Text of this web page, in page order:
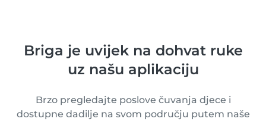
Briga je uvijek na dohvat ruke
uz našu aplikaciju
Brzo pregledajte poslove čuvanja djece i
dostupne dadilje na svom području putem naše